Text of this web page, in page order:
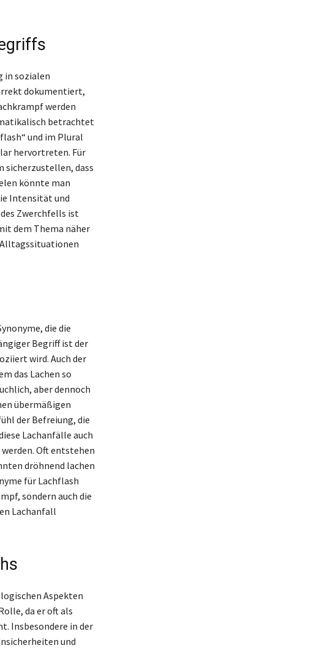
in sozialen
dokumentiert,
werden
betrachtet
und im Plural
hervortreten. Für
sicherzustellen, dass
könnte man
Intensität und
Zwerchfells ist
dem Thema näher
die die
Begriff ist der
wird. Auch der
das Lachen so
aber dennoch
übermäßigen
der Befreiung, die
Lachanfälle auch
Oft entstehen
dröhnend lachen
für Lachflash
sondern auch die
Lachanfall
Aspekten
da er oft als
Insbesondere in der
und